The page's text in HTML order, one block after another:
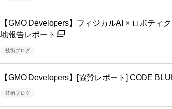
【GMO Developers】フィジカルAI × ロボティ
地報告レポート
技術ブログ
【GMO Developers】[協賛レポート] CODE
技術ブログ